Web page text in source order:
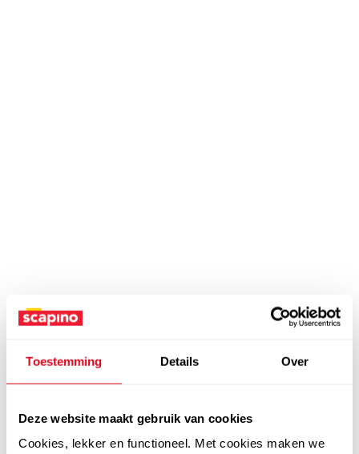
Toestemming Details Over
Deze website maakt gebruik van cookies
Cookies, lekker en functioneel. Met cookies maken we